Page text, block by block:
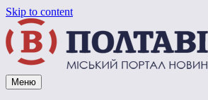
Skip to content
Vpoltave.info
Полтавський портал новин
Меню